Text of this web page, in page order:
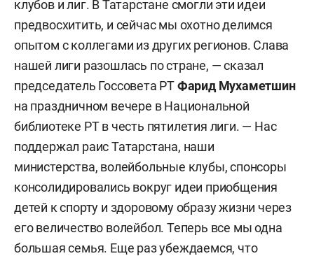
клубов и лиг. В Татарстане смогли эти идеи
предвосхитить, и сейчас мы охотно делимся
опытом с коллегами из других регионов. Слава
нашей лиги разошлась по стране, — сказал
председатель Госсовета РТФарид Мухаметшин
на праздничном вечере в Национальной
библиотеке РТ в честь пятилетия лиги. — Нас
поддержал раис Татарстана, наши
министерства, волейбольные клубы, спонсоры
консолидировались вокруг идеи приобщения
детей к спорту и здоровому образу жизни через
его величество волейбол. Теперь все мы одна
большая семья. Еще раз убеждаемся, что